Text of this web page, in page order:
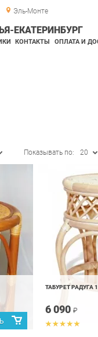
Эль-Монте
ЕКАТЕРИНБУРГ
КОНТАКТЫ ОПЛАТА И
Показывать по: 20
ТАБУРЕТ РАДУГА
6 090 ₽